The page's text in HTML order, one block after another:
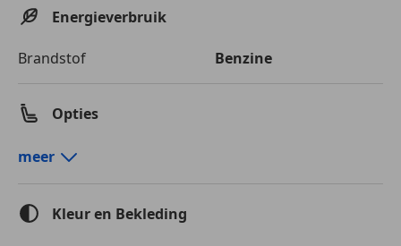
Energieverbruik
Brandstof Benzine
Opties
Comfort en gemak
Automatische klimaatregeling
meer
Kleur en Bekleding